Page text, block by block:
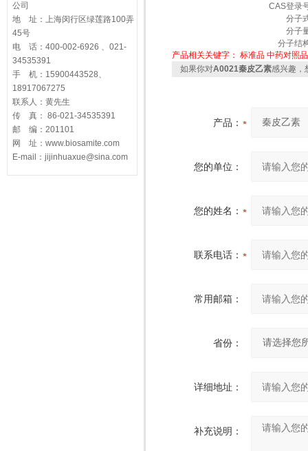
公司
地 址：上海闵行区绿莲路100弄
45号
电 话：400-002-6926 、021-
34535391
手 机：15900443528、
18917067275
联系人：黄先生
传 真： 86-021-34535391
邮 编：201101
网 址：www.biosamite.com
E-mail：jijinhuaxue@sina.com
CAS登录
分子
分子
分子结
产品相关关键字： 标准品 中药对照品
如果你对A0021秦皮乙素感兴趣，
产品：
您的单位：
您的姓名：
联系电话：
常用邮箱：
省份：
详细地址：
补充说明：